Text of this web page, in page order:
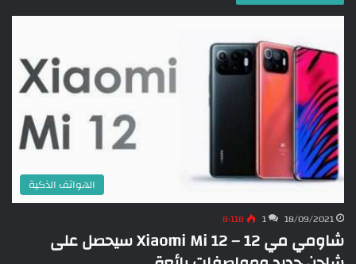
الهواتف الذكية
18/09/2021
1 8٬118
شاومي مي 12 – Xiaomi Mi 12 سيحصل على